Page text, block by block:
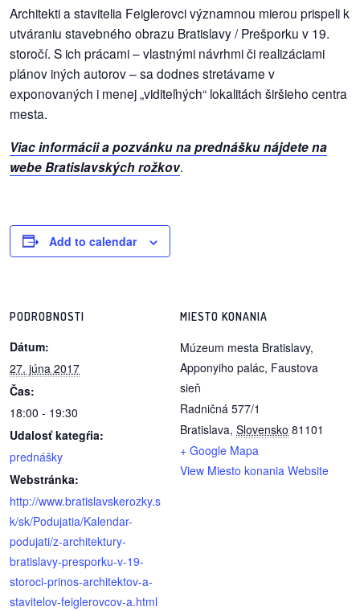
kauzy
konania
stavebné
konania
pripomienkové
konania
prax
odkazy
petície
z
médií
vychádzky
/
knihy
/
výstavy
o
Architekti a stavitelia Feiglerovci významnou mierou prispeli k
utváraniu stavebného obrazu Bratislavy / Prešporku v 19.
storočí. S ich prácami – vlastnými návrhmi či realizáciami
plánov iných autorov – sa dodnes stretávame v
exponovaných i menej „viditeľných“ lokalitách širšieho centra
mesta.
Viac informácii a pozvánku na prednášku nájdete na
webe Bratislavských rožkov.
Add to calendar
PODROBNOSTI
Dátum:
27. júna 2017
Čas:
18:00 - 19:30
Udalosť kategŕia:
prednášky
Webstránka:
http://www.bratislavskerozky.s
k/sk/Podujatia/Kalendar-
podujati/z-architektury-
bratislavy-presporku-v-19-
storoci-prinos-architektov-a-
stavitelov-feiglerovcov-a.html
MIESTO KONANIA
Múzeum mesta Bratislavy,
Apponyiho palác, Faustova
sieň
Radničná 577/1
Bratislava, Slovensko 81101
+ Google Mapa
View Miesto konania Website